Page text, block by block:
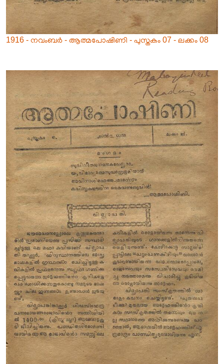
1916 - നവംബർ - ആത്മപോഷിണി - പുസ്തകം 07 - ലക്കം 08